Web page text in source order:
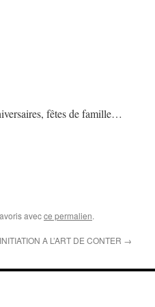
fêtes de famille…
avecce permalien.
INITIATION A L’ART DE CONTER →